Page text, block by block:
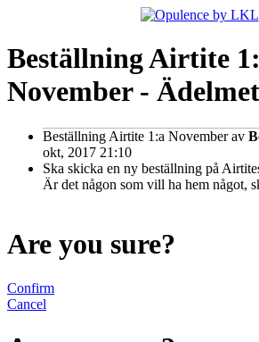
Beställning Airtite
November -
Beställning Airtite 1:a Novemberav
okt, 2017 21:10
Ska skicka en ny beställning på
Är det någon som vill ha hem något,
Are you sure?
Confirm
Cancel